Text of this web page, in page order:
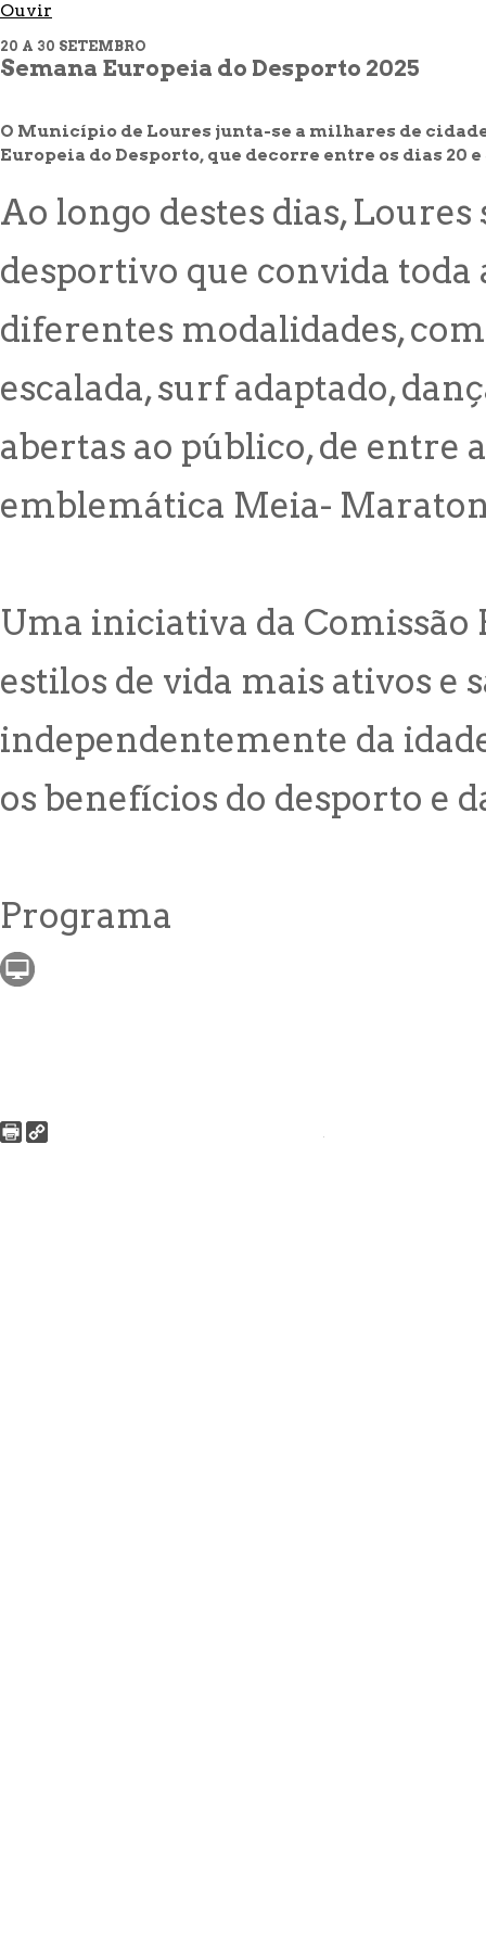
Ouvir
20 A 30 SETEMBRO
Semana Europeia do Desporto 2025
O Município de Loures junta-se a milhares de
Europeia do Desporto, que decorre entre os dias 20
Ao longo destes dias,
desportivo que convida
diferentes modalidades,
escalada, surf adaptado,
abertas ao público, de entre
emblemática Meia-
Uma iniciativa da
estilos de vida mais ativos e
independentemente da
os benefícios do desporto e
Programa